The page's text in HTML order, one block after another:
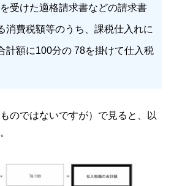
受けた適格請求書などの請求書
消費税額等のうち、課税仕入れに
計額に100分の 78を掛けて仕入税
のではないですが）で見ると、以